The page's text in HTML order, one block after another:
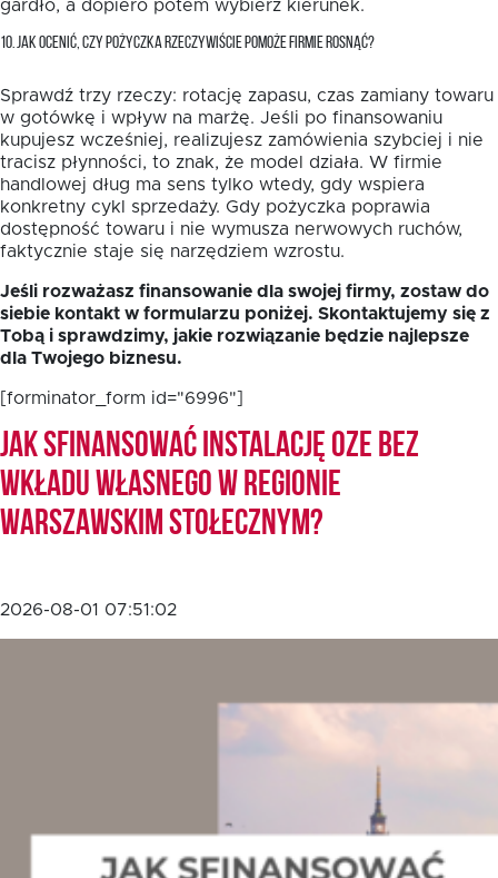
gardło, a dopiero potem wybierz kierunek.
10. JAK OCENIĆ, CZY POŻYCZKA RZECZYWIŚCIE POMOŻE FIRMIE ROSNĄĆ?
Sprawdź trzy rzeczy: rotację zapasu, czas zamiany towaru
w gotówkę i wpływ na marżę. Jeśli po finansowaniu
kupujesz wcześniej, realizujesz zamówienia szybciej i nie
tracisz płynności, to znak, że model działa. W firmie
handlowej dług ma sens tylko wtedy, gdy wspiera
konkretny cykl sprzedaży. Gdy pożyczka poprawia
dostępność towaru i nie wymusza nerwowych ruchów,
faktycznie staje się narzędziem wzrostu.
Jeśli rozważasz finansowanie dla swojej firmy, zostaw do
siebie kontakt w formularzu poniżej. Skontaktujemy się z
Tobą i sprawdzimy, jakie rozwiązanie będzie najlepsze
dla Twojego biznesu.
[forminator_form id="6996"]
Jak sfinansować instalację OZE bez
wkładu własnego w Regionie
Warszawskim Stołecznym?
2026-08-01 07:51:02